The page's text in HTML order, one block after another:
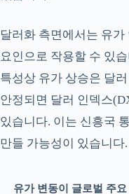
달러화 측면에서는 유
요인으로 작용할 수 있
특성상 유가 상승은 달
안정되면 달러 인덱스
있습니다. 이는 신흥국
만들 가능성이 있습니다.
유가 변동이 글로벌 주